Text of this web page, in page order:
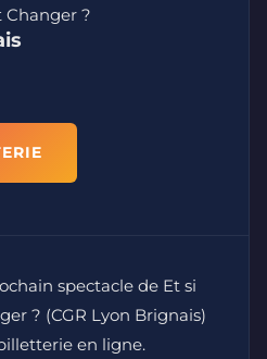
Changer ?
spectacle de Et si
? (CGR Lyon Brignais)
en ligne.